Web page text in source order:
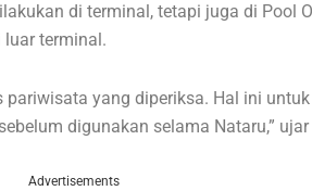
di terminal, tetapi juga di Pool
luar terminal.
pariwisata yang diperiksa. Hal ini
digunakan selama Nataru,” ujar
Advertisements